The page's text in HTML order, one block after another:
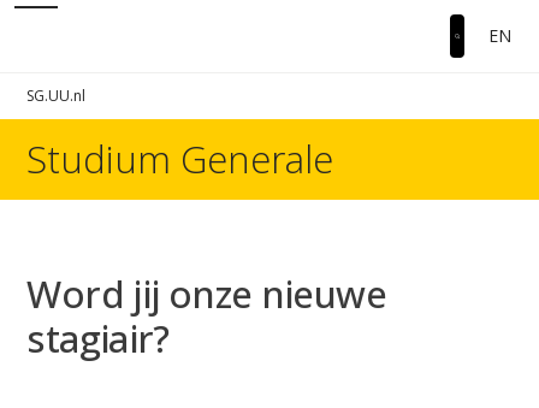
EN
SG.UU.nl
Studium Generale
Word jij onze nieuwe
stagiair?